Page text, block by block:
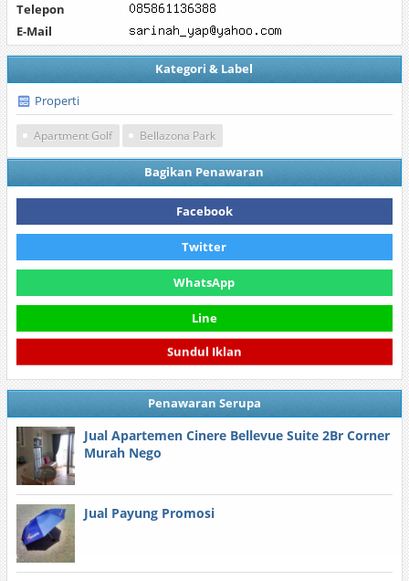
Telepon
E-Mail
Kategori & Label
Properti
Apartment Golf Bellazona Park
Bagikan Penawaran
Facebook
Twitter
WhatsApp
Line
Sundul Iklan
Penawaran Serupa
Jual Apartemen Cinere Bellevue Suite 2Br Corner
Murah Nego
Jual Payung Promosi